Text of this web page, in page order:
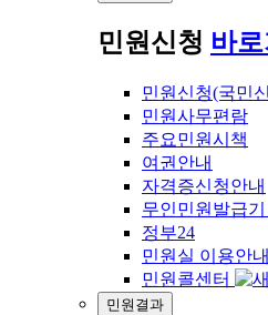
민원신청 바로
민원신청(국민
민원사무편람
주요민원시책
여권안내
자격증신청안내
무인민원발급기
정부24
민원실 이용안내
민원콜센터
민원결과